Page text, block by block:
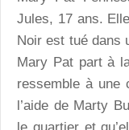
Jules, 17 ans.
Noir est tué dans
Mary Pat part à
ressemble à une
l’aide de Marty